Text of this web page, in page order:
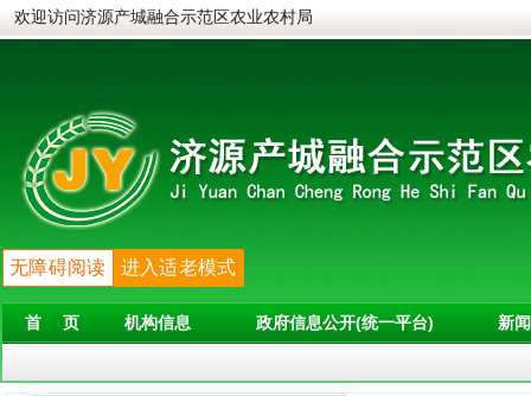
欢迎访问济源产城融合示范区农业农村局
无障碍阅读 进入适老模式
首 页 机构信息 政府信息公开(统一平台) 新